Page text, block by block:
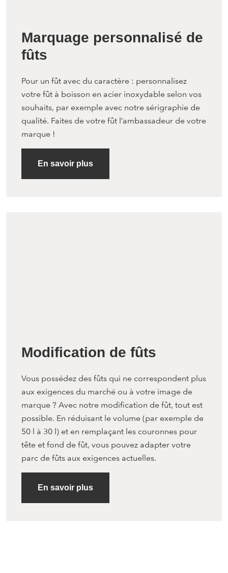
Marquage personnalisé de
fûts
Pour un fût avec du caractère : personnalisez
votre fût à boisson en acier inoxydable selon vos
souhaits, par exemple avec notre sérigraphie de
qualité. Faites de votre fût l’ambassadeur de votre
marque !
En savoir plus
Modification de fûts
Vous possédez des fûts qui ne correspondent plus
aux exigences du marché ou à votre image de
marque ? Avec notre modification de fût, tout est
possible. En réduisant le volume (par exemple de
50 l à 30 l) et en remplaçant les couronnes pour
tête et fond de fût, vous pouvez adapter votre
parc de fûts aux exigences actuelles.
En savoir plus